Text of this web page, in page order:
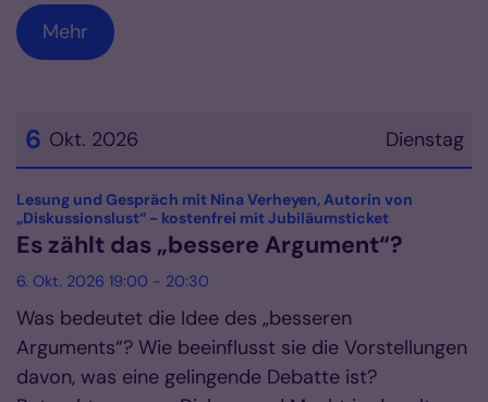
Mehr
Dienstag
6 Okt. 2026
Datum: 6. Oktober 2026
Lesung und Gespräch mit Nina Verheyen, Autorin von
„Diskussionslust“ - kostenfrei mit Jubiläumsticket:
Es zählt das „bessere Argument“?
6. Okt. 2026 19:00 - 20:30
Was bedeutet die Idee des „besseren
Arguments“? Wie beeinflusst sie die Vorstellungen
davon, was eine gelingende Debatte ist?